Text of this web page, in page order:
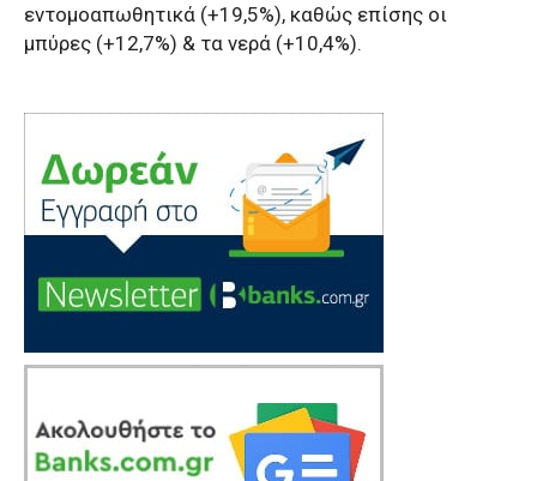
εντομοαπωθητικά (+19,5%), καθώς επίσης οι
μπύρες (+12,7%) & τα νερά (+10,4%).